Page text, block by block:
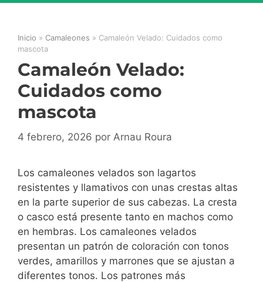
Inicio » Camaleones » Camaleón Velado: Cuidados como
mascota
Camaleón Velado:
Cuidados como
mascota
4 febrero, 2026 por Arnau Roura
Los camaleones velados son lagartos
resistentes y llamativos con unas crestas altas
en la parte superior de sus cabezas. La cresta
o casco está presente tanto en machos como
en hembras. Los camaleones velados
presentan un patrón de coloración con tonos
verdes, amarillos y marrones que se ajustan a
diferentes tonos. Los patrones más